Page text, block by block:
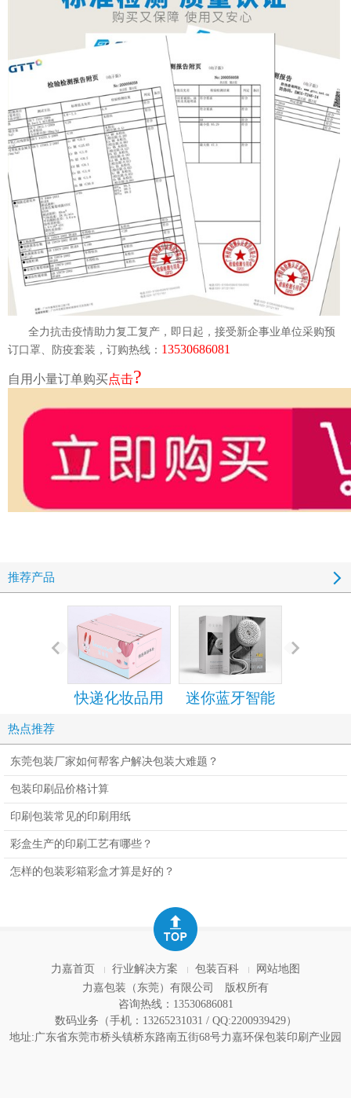
全力抗击疫情助力复工复产，即日起，接受新企事业单位采购预
订口罩、防疫套装，订购热线： 13530686081
自用小量订单购买点击?
推荐产品
快递化妆品用
迷你蓝牙智能
设计定制
热点推荐
东莞包装厂家如何帮客户解决包装大难题？
包装印刷品价格计算
印刷包装常见的印刷用纸
彩盒生产的印刷工艺有哪些？
怎样的包装彩箱彩盒才算是好的？
力嘉首页 行业解决方案 包装百科
网站地图
力嘉包装（东莞）有限公司
版权所有
咨询热线：13530686081
数码业务（手机：13265231031 / QQ:2200939429）
地址:广东省东莞市桥头镇桥东路南五街68号力嘉环保包装印刷产业园